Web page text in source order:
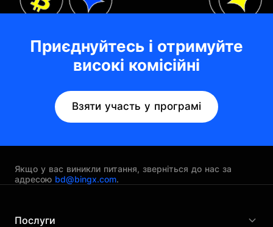
Приєднуйтесь і отримуйте
високі комісійні
Взяти участь у програмі
Якщо у вас виникли питання, зверніться до нас за
адресою bd@bingx.com.
Послуги